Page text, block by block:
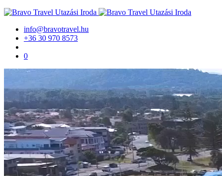
info@bravotravel.hu
+36 30 970 8573
0